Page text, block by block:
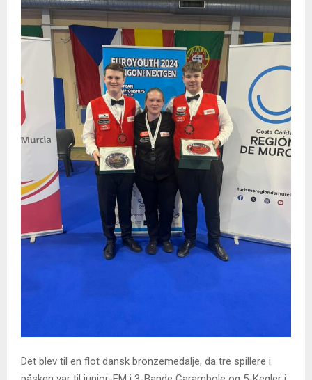
Det blev til en flot dansk bronzemedalje, da tre spillere i